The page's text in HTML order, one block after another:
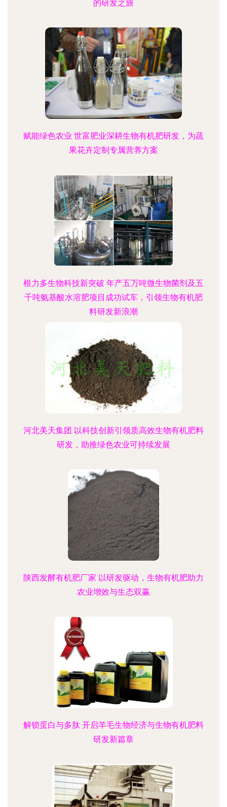
的研发之旅
赋能绿色农业 世富肥业深耕生物有机肥研发，为蔬
果花卉定制专属营养方案
根力多生物科技新突破 年产五万吨微生物菌剂及五
千吨氨基酸水溶肥项目成功试车，引领生物有机肥
料研发新浪潮
河北美天集团 以科技创新引领质高效生物有机肥料
研发，助推绿色农业可持续发展
陕西发酵有机肥厂家 以研发驱动，生物有机肥助力
农业增效与生态双赢
解锁蛋白与多肽 开启羊毛生物经济与生物有机肥料
研发新篇章